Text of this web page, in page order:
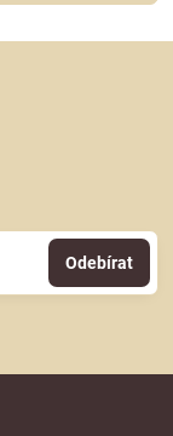
Odebírat